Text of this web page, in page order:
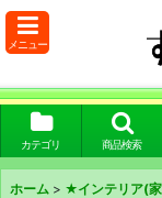
メニュー
カテゴリ 商品検索
ホーム > ★インテリア(